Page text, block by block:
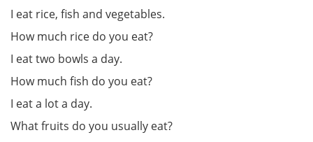
I eat rice, fish and vegetables.
How much rice do you eat?
I eat two bowls a day.
How much fish do you eat?
I eat a lot a day.
What fruits do you usually eat?